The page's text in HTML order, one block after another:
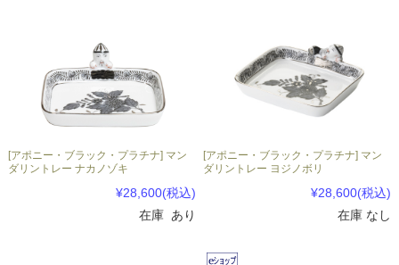
[アポニー・ブラック・プラチナ] マン
ダリントレー ナカノゾキ
¥28,600(税込)
在庫 あり
[アポニー・ブラック・プラチナ] マン
ダリントレー ヨジノボリ
¥28,600(税込)
在庫 なし